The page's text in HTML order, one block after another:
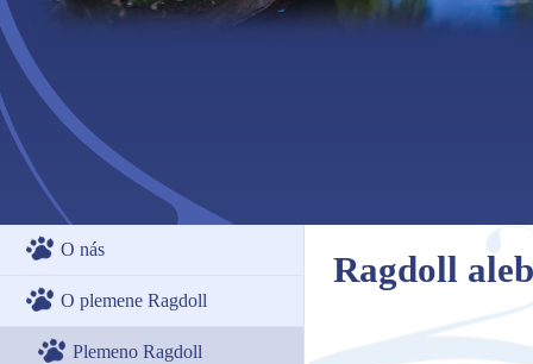
O nás
O plemene Ragdoll
Plemeno Ragdoll
Ragdoll